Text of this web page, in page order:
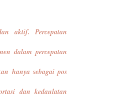
aktif. Percepatan
dalam percepatan
hanya sebagai pos
dan kedaulatan